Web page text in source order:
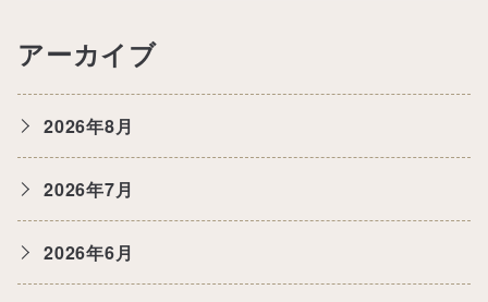
アーカイブ
2026年8月
2026年7月
2026年6月